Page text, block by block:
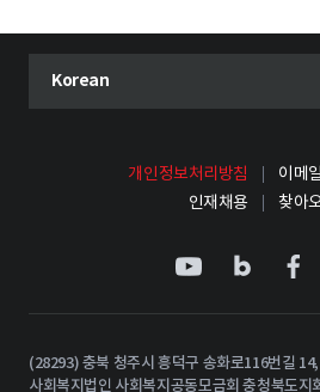
언어 선택 메뉴 열기
현재 선택된 언어
Korean
개인정보처리방침
이메
인재채용
찾아
(28293) 충북 청주시 흥덕구 송화로116번길
사회복지법인 사회복지공동모금회 충청북도지